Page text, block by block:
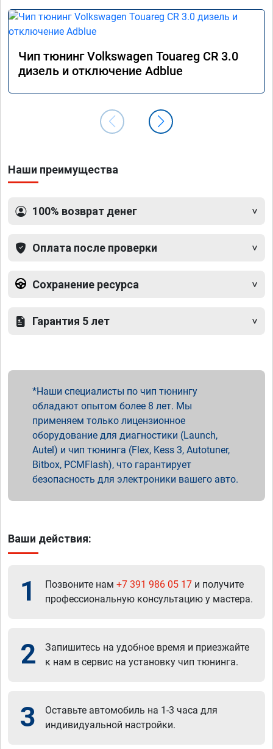
Чип тюнинг Volkswagen Touareg CR 3.0
дизель и отключение Adblue
Наши преимущества
100% возврат денег
Оплата после проверки
Сохранение ресурса
Гарантия 5 лет
Наши специалисты по чип тюнингу
обладают опытом более 8 лет. Мы
применяем только лицензионное
оборудование для диагностики (Launch,
Autel) и чип тюнинга (Flex, Kess 3, Autotuner,
Bitbox, PCMFlash), что гарантирует
безопасность для электроники вашего авто.
Ваши действия:
1 Позвоните нам +7 391 986 05 17 и получите
профессиональную консультацию у мастера.
2
Запишитесь на удобное время и приезжайте
к нам в сервис на установку чип тюнинга.
3
Оставьте автомобиль на 1-3 часа для
индивидуальной настройки.